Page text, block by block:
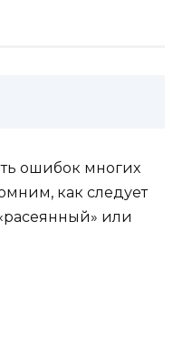
ошибок многих
как следует
или